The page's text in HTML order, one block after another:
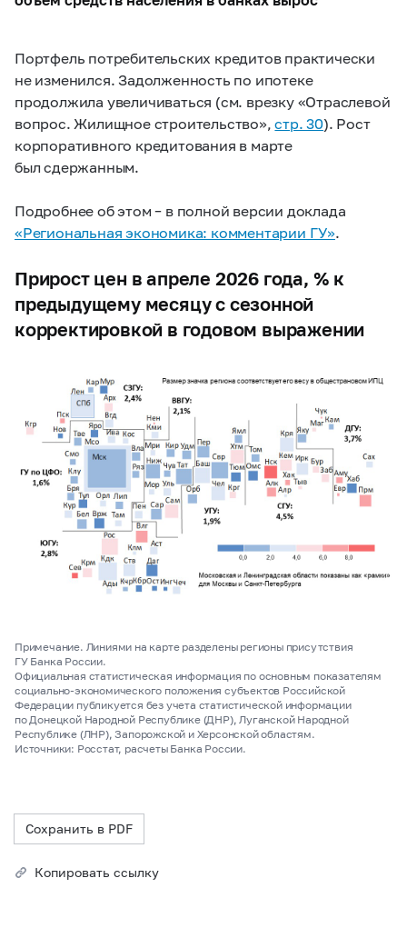
Портфель потребительских кредитов практически
не изменился. Задолженность по ипотеке
продолжила увеличиваться (см. врезку «Отраслевой
вопрос. Жилищное строительство»,стр. 30). Рост
корпоративного кредитования в марте
был сдержанным.
Подробнее об этом – в полной версии доклада
«Региональная экономика: комментарии ГУ».
Прирост цен в апреле 2026 года, % к
предыдущему месяцу с сезонной
корректировкой в годовом выражении
Примечание. Линиями на карте разделены регионы присутствия
ГУ Банка России.
Официальная статистическая информация по основным показателям
социально-экономического положения субъектов Российской
Федерации публикуется без учета статистической информации
по Донецкой Народной Республике (ДНР), Луганской Народной
Республике (ЛНР), Запорожской и Херсонской областям.
Источники: Росстат, расчеты Банка России.
Сохранить в PDF
Копировать ссылку